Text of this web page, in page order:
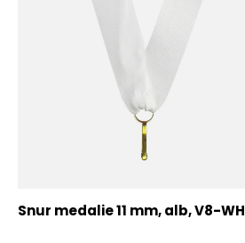
Snur medalie 11 mm, alb, V8-WH